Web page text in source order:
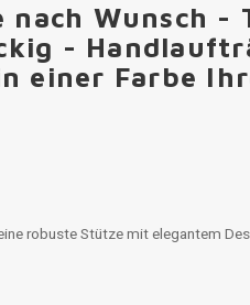
Wunsch -
-
einer Farbe
robuste Stütze mit elegantem